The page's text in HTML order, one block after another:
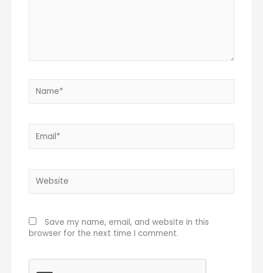
Save my name, email, and website in this
browser for the next time I comment.